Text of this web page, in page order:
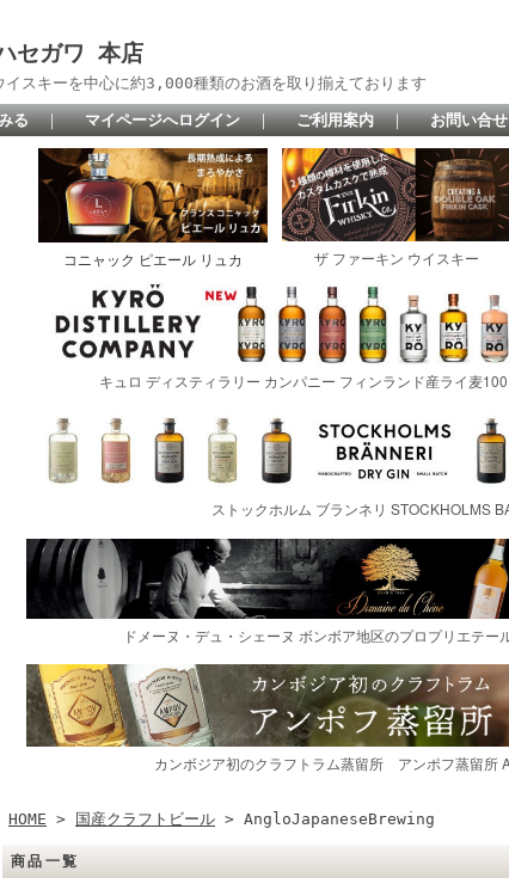
ハセガワ 本店
スキーを中心に約3,000種類のお酒を取り揃えております
る ｜ マイページへログイン ｜ ご利用案内 ｜ お問い合せ
HOME > 国産クラフトビール > AngloJapaneseBrewing
商品一覧